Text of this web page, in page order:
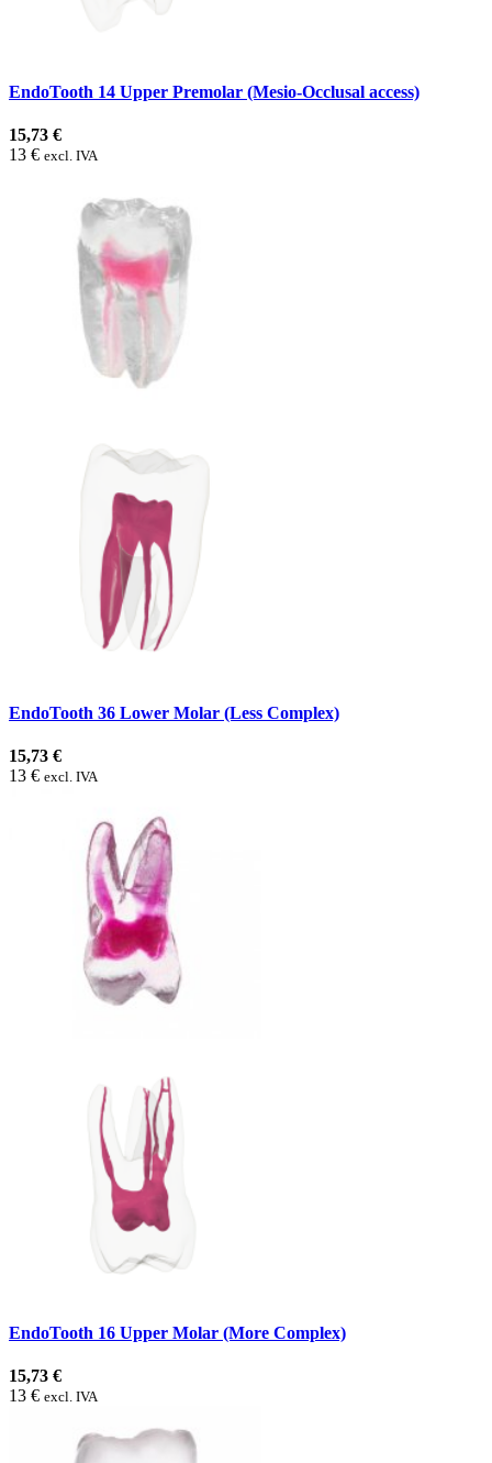
EndoTooth 14 Upper Premolar (Mesio-Occlusal access)
15,73 €
13 € excl. IVA
EndoTooth 36 Lower Molar (Less Complex)
15,73 €
13 € excl. IVA
EndoTooth 16 Upper Molar (More Complex)
15,73 €
13 € excl. IVA